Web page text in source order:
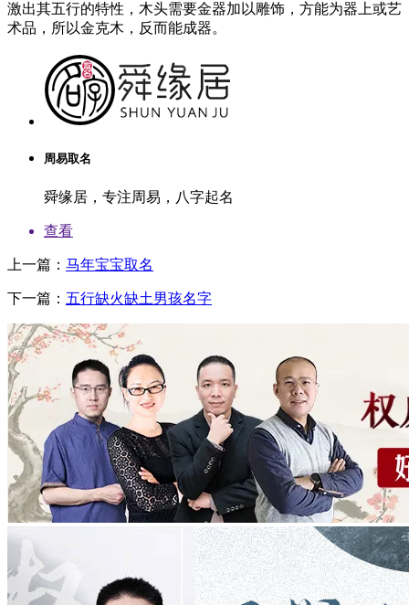
激出其五行的特性，木头需要金器加以雕饰，方能为器上或艺
术品，所以金克木，反而能成器。
周易取名
舜缘居，专注周易，八字起名
查看
上一篇： 马年宝宝取名
下一篇： 五行缺火缺土男孩名字